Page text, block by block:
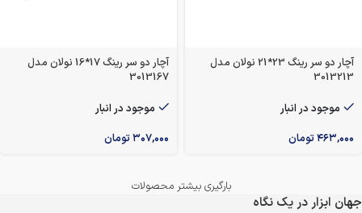
آچار دو سر رینگ 23*21 نولان مدل
3013213
موجود در انبار
۴۶۳,۰۰۰تومان
آچار دو سر رینگ 17*16 نولان مدل
3013167
موجود در انبار
۳۰۷,۰۰۰تومان
بارگیری بیشتر محصولات
جهان ابزار در یک نگاه